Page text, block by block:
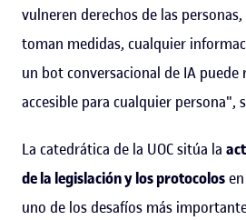
vulneren derechos de las
toman medidas, cualquier
un bot conversacional de IA
accesible para cualquier persona",
La catedrática de la UOC sitúa la
de la legislación y los protocolos
uno de los desafíos más